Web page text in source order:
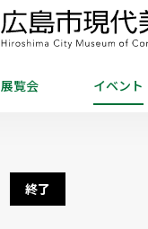
展覧会 イベント
終了